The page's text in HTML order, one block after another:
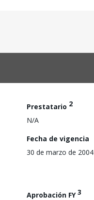
Prestatario 2
N/A
Fecha de vigencia
30 de marzo de 2004
Aprobación FY3